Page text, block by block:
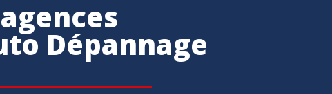
Dépannage